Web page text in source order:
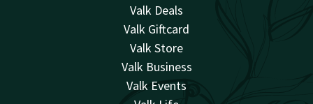
Valk Deals
Valk Giftcard
Valk Store
Valk Business
Valk Events